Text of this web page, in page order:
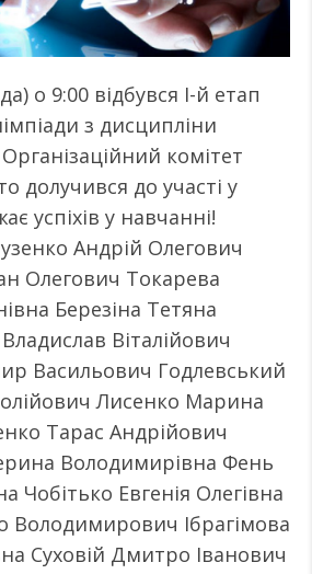
о 9:00 відбувся І-й етап
з дисципліни
комітет
долучився до участі у
успіхів у навчанні!
Андрій Олегович
Олегович Токарева
Березіна Тетяна
Віталійович
Васильович Годлевський
Лисенко Марина
Тарас Андрійович
Володимирівна Фень
Чобітько Евгенія Олегівна
Володимирович Ібрагімова
Суховій Дмитро Іванович